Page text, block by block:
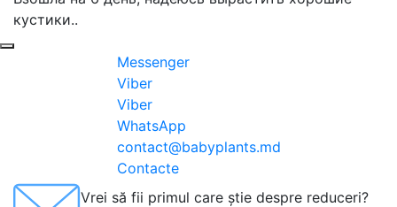
кустики..
Messenger
Viber
Viber
WhatsApp
contact@babyplants.md
Contacte
Vrei să fii primul care știe despre reduceri?